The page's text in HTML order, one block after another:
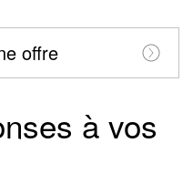
offre
à vos